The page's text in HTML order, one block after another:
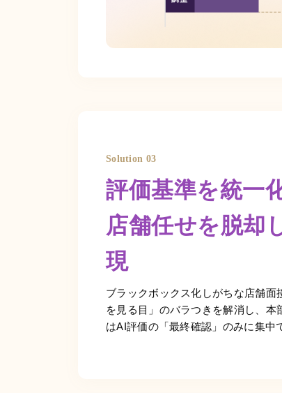
Solution 03
評価基準を統一化
店舗任せを脱却
現
ブラックボックス化しがちな店舗面
を見る目」のバラつきを解消し、
はAI評価の「最終確認」のみに集中